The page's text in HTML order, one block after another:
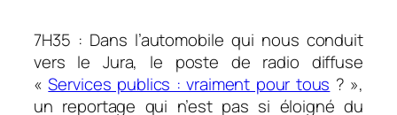
7H35 : Dans l’automobile qui nous conduit
vers le Jura, le poste de radio diffuse
«Services publics : vraiment pour tous ? »,
un reportage qui n’est pas si éloigné du